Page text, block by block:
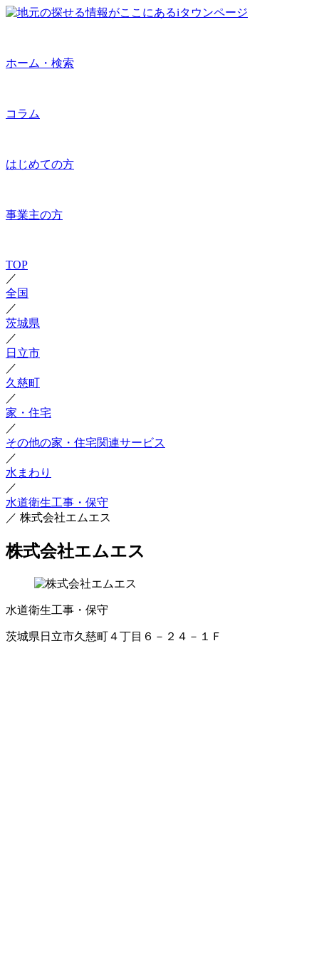
ホーム・検索
コラム
はじめての方
事業主の方
TOP
／
全国
／
茨城県
／
日立市
／
久慈町
／
家・住宅
／
その他の家・住宅関連サービス
／
水まわり
／
水道衛生工事・保守
／ 株式会社エムエス
株式会社エムエス
水道衛生工事・保守
茨城県日立市久慈町４丁目６－２４－１Ｆ